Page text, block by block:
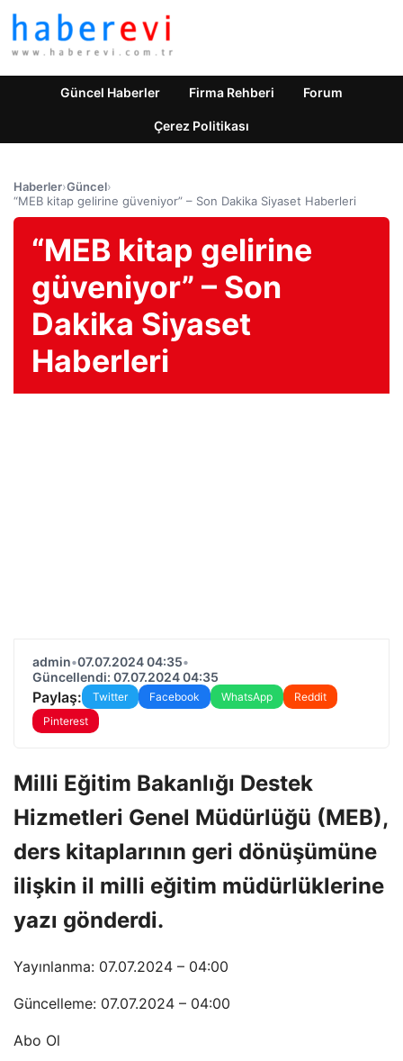
Güncel Haberler Firma Rehberi Forum
Çerez Politikası
Haberler›Güncel›
“MEB kitap gelirine güveniyor” – Son Dakika Siyaset Haberleri
“MEB kitap gelirine
güveniyor” – Son
Dakika Siyaset
Haberleri
admin•07.07.2024 04:35•
Güncellendi: 07.07.2024 04:35
Paylaş: Twitter Facebook WhatsApp
Reddit
Pinterest
Milli Eğitim Bakanlığı Destek
Hizmetleri Genel Müdürlüğü (MEB),
ders kitaplarının geri dönüşümüne
ilişkin il milli eğitim müdürlüklerine
yazı gönderdi.
Yayınlanma: 07.07.2024 – 04:00
Güncelleme: 07.07.2024 – 04:00
Abo Ol